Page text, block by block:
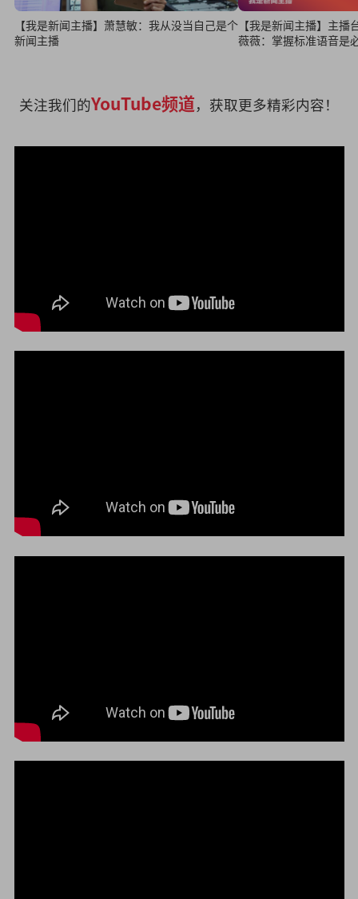
【我是新闻主播】萧慧敏：我从没当自己是个
新闻主播
【我是新闻主播】主播
薇薇：掌握标准语音是
关注我们的YouTube频道，获取更多精彩内容！